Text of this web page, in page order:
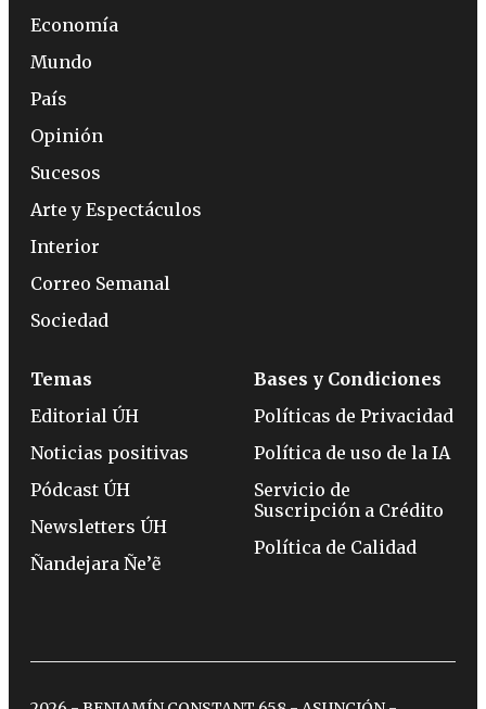
Economía
Mundo
País
Opinión
Sucesos
Arte y Espectáculos
Interior
Correo Semanal
Sociedad
Temas
Editorial ÚH
Noticias positivas
Pódcast ÚH
Newsletters ÚH
Ñandejara Ñe’ẽ
Bases y Condiciones
Políticas de Privacidad
Política de uso de la IA
Servicio de
Suscripción a Crédito
Política de Calidad